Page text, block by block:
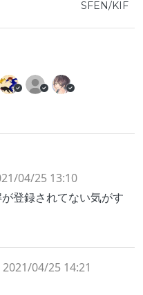
SFEN/KIF
04/25 13:10
登録されてない気がす
2021/04/25 14:21